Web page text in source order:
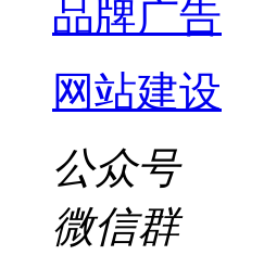
品牌广告
网站建设
公众号
微信群